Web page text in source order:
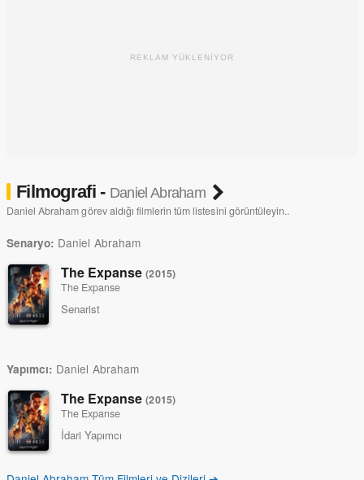
REKLAM YÜKLENİYOR
Filmografi - Daniel Abraham
Daniel Abraham görev aldığı filmlerin tüm listesini görüntüleyin..
Senaryo: Daniel Abraham
The Expanse(2015)
The Expanse
Senarist
Yapımcı: Daniel Abraham
The Expanse(2015)
The Expanse
İdari Yapımcı